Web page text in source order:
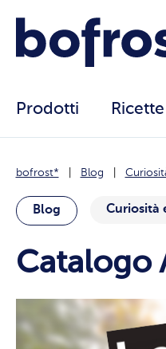
Prodotti Ricette
bofrost* Blog
Blog Curiosità
Catalogo